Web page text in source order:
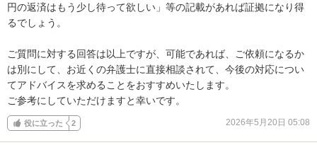
円の返済はもう少し待って欲しい」等の記載があれば証拠になり得
るでしょう。
ご質問に対する回答は以上ですが、可能であれば、ご依頼になるか
は別にして、お近くの弁護士に直接相談されて、今後の対応につい
てアドバイスを求めることをおすすめいたします。
ご参考にしていただけますと幸いです。
役に立った 2 2026年5月20日 05:08